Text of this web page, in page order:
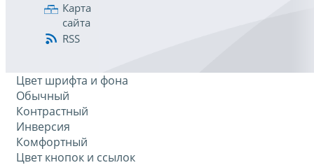
Карта
сайта
RSS
Цвет шрифта и фона
Обычный
Контрастный
Инверсия
Комфортный
Цвет кнопок и ссылок